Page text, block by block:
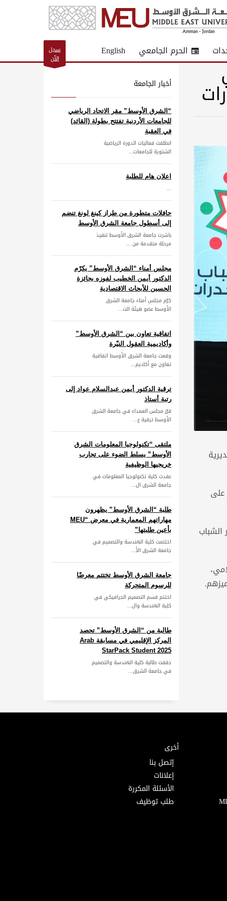
الحرم الجامعي English
سجل
الآن
على
الشباب
أخبار الجامعة
“الشرق الأوسط” مقر الاتحاد الرياضي
للجامعات الأردنية تفتتح بطولة (القائد)
في العقبة
انطلقت فعاليات الدورة الرياضية
الشتوية للجامعات...
اعلان هام للطلبة
...
حافلات متطورة من طراز كينغ لونغ تنضم
إلى أسطول جامعة الشرق الأوسط
باشرت جامعة الشرق الأوسط تنفيذ
مرحلة متقدمة من ...
مجلس أمناء “الشرق الأوسط” يكرّم
الدكتور أيمن الخطيب لفوزه بجائزة
الحسين للأبحاث الاقتصادية
كرّم مجلس أمناء جامعة الشرق
الأوسط عضو هيئة الت...
اتفاقية تعاون بين “الشرق الأوسط”
وأكاديمية العقول النيّرة
وقعت جامعة الشرق الأوسط اتفاقية
تعاون مع أكاديم...
ترقية الدكتور أيمن عبدالسلام عواد إلى
رتبة أستاذ
قرّر مجلس العمداء في جامعة الشرق
الأوسط ترقية ع...
ملتقى “تكنولوجيا المعلومات الشرق
الأوسط” يسلط الضوء على تجارب
خريجيها الوظيفية
عقدت كلية تكنولوجيا المعلومات في
جامعة الشرق ال...
طلبة “الشرق الأوسط” يظهرون
مهاراتهم المعمارية في معرض “MEU
بأعين طلبتها”
اختتمت كلية الهندسة والتصميم في
جامعة الشرق الأ...
جامعة الشرق الأوسط تختتم معرضًا
للرسوم المتحركة
اختتم قسم التصميم الجرافيكي في
كلية الهندسة وال...
طالبة من “الشرق الأوسط” تحصد
المركز الإقليمي في مسابقة Arab
StarPack Student 2025
حققت طالبة كلية الهندسة والتصميم
في جامعة الشرق...
أخرى
إتصل بنا
إعلانات
الأسئلة المكررة
طلب توظيف